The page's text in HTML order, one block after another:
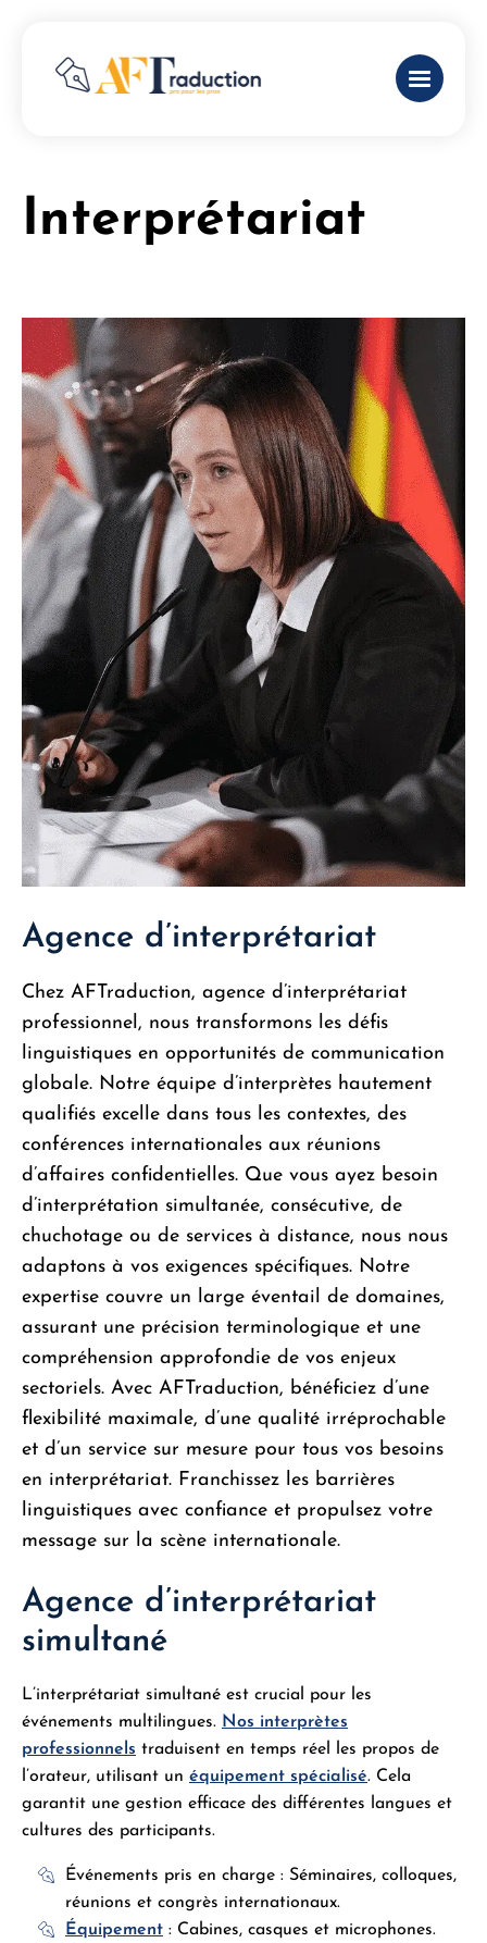
Interprétariat
Agence d’interprétariat
Chez AFTraduction, agence d’interprétariat
professionnel, nous transformons les défis
linguistiques en opportunités de communication
globale. Notre équipe d’interprètes hautement
qualifiés excelle dans tous les contextes, des
conférences internationales aux réunions
d’affaires confidentielles. Que vous ayez besoin
d’interprétation simultanée, consécutive, de
chuchotage ou de services à distance, nous nous
adaptons à vos exigences spécifiques. Notre
expertise couvre un large éventail de domaines,
assurant une précision terminologique et une
compréhension approfondie de vos enjeux
sectoriels. Avec AFTraduction, bénéficiez d’une
flexibilité maximale, d’une qualité irréprochable
et d’un service sur mesure pour tous vos besoins
en interprétariat. Franchissez les barrières
linguistiques avec confiance et propulsez votre
message sur la scène internationale.
Agence d’interprétariat
simultané
L’interprétariat simultané est crucial pour les
événements multilingues. Nos interprètes
professionnels traduisent en temps réel les propos de
l’orateur, utilisant un équipement spécialisé. Cela
garantit une gestion efficace des différentes langues et
cultures des participants.
Événements pris en charge : Séminaires, colloques,
réunions et congrès internationaux.
Équipement : Cabines, casques et microphones.